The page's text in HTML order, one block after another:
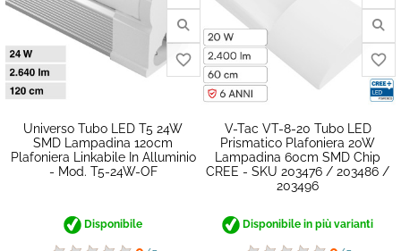
Universo Tubo LED T5 24W
SMD Lampadina 120cm
Plafoniera Linkabile In Alluminio
- Mod. T5-24W-OF
Disponibile
V-Tac VT-8-20 Tubo LED
Prismatico Plafoniera 20W
Lampadina 60cm SMD Chip
CREE - SKU 203476 / 203486 /
203496
Disponibile in più varianti